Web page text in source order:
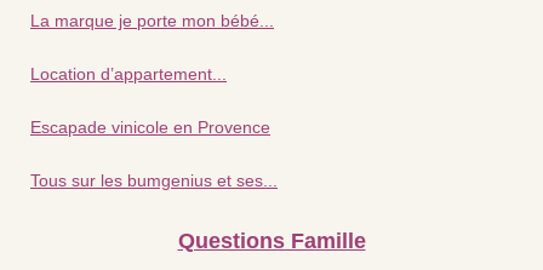
La marque je porte mon bébé...
Location d’appartement...
Escapade vinicole en Provence
Tous sur les bumgenius et ses...
Questions Famille